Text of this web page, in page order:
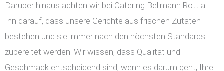
Darüber hinaus achten wir bei Catering Bellmann Rott a.
Inn darauf, dass unsere Gerichte aus frischen Zutaten
bestehen und sie immer nach den höchsten Standards
zubereitet werden. Wir wissen, dass Qualität und
Geschmack entscheidend sind, wenn es darum geht, Ihre